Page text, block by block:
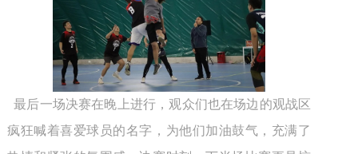
最后一场决赛在晚上进行，观众们也在场边的观战区
疯狂喊着喜爱球员的名字，为他们加油鼓气，充满了